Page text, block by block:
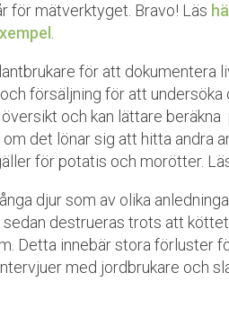
för mätverktyget. Bravo! Läs
för att dokumentera
försäljning för att undersöka
och kan lättare
det lönar sig att hitta andra
för potatis och morötter.
djur som av olika
destrueras trots att
Detta innebär stora förluster
med jordbrukare och